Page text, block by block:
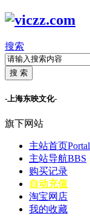
搜索
搜 索
-上海东映文化-
旗下网站
主站首页Portal
主站导航BBS
购买记录
自动充值
淘宝网店
我的收藏